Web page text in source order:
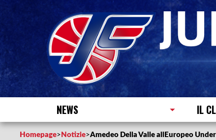
NEWS IL
Homepage> Notizie>Amedeo Della Valle allEuropeo